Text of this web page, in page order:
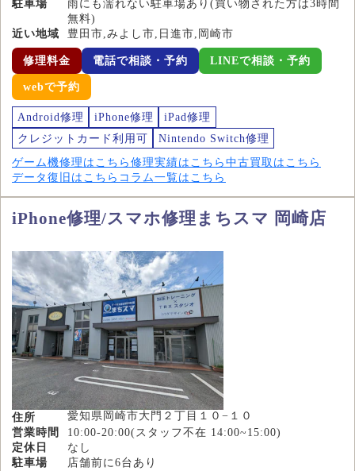
駐車場
雨にも濡れない駐車場あり(買い物された方は3時間
無料)
近い地域
豊田市,みよし市,日進市,岡崎市
修理料金 電話で相談・予約 LINEで相談・予約
webで予約
Android修理 iPhone修理
iPad修理
クレジットカード利用可
Nintendo Switch修理
ゲーム機修理はこちら 修理実績はこちら 中古買取はこちら
データ復旧はこちら コラム一覧はこちら
iPhone修理/スマホ修理まちスマ 岡崎店
住所
愛知県岡崎市大門２丁目１０−１０
営業時間
10:00-20:00(スタッフ不在 14:00~15:00)
定休日
なし
駐車場
店舗前に6台あり